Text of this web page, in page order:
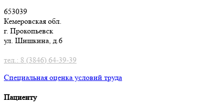
653039
Кемеровская обл.
г. Прокопьевск
ул. Шишкина, д.6
тел.: 8 (3846) 64-39-39
Специальная оценка условий труда
Пациенту